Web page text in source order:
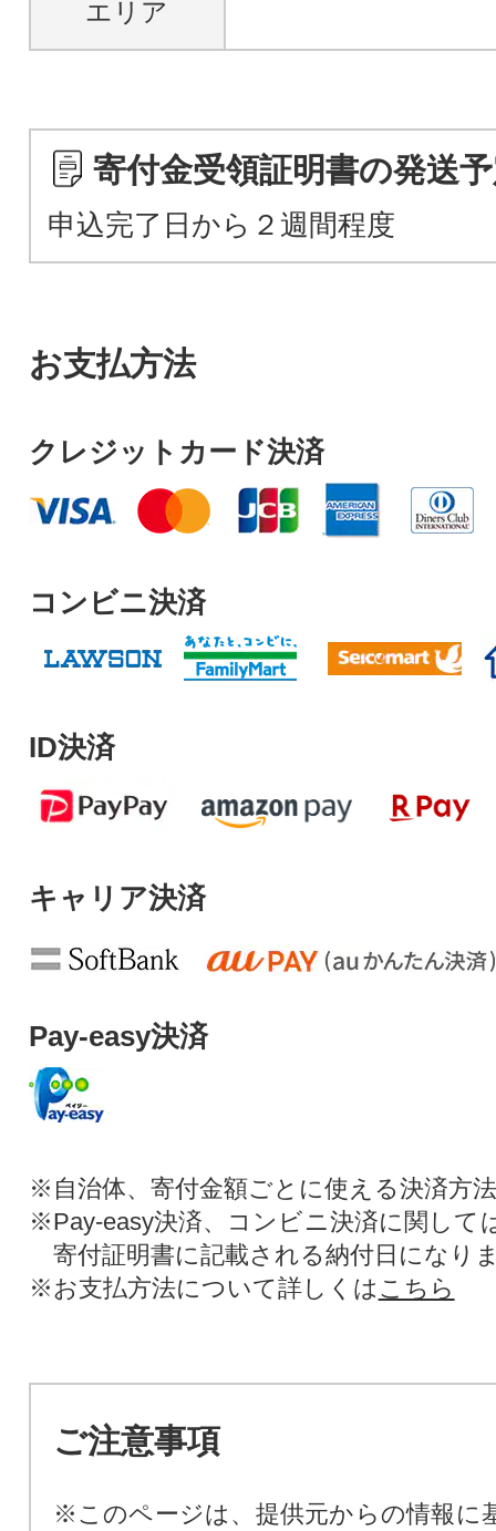
エリア
寄付金受領証明書の発送
申込完了日から２週間程度
お支払方法
クレジットカード決済
コンビニ決済
ID決済
キャリア決済
Pay-easy決済
※自治体、寄付金額ごとに使える決済方
※Pay-easy決済、コンビニ決済に関して
寄付証明書に記載される納付日になり
※お支払方法について詳しくは こちら
ご注意事項
※このページは、提供元からの情報に